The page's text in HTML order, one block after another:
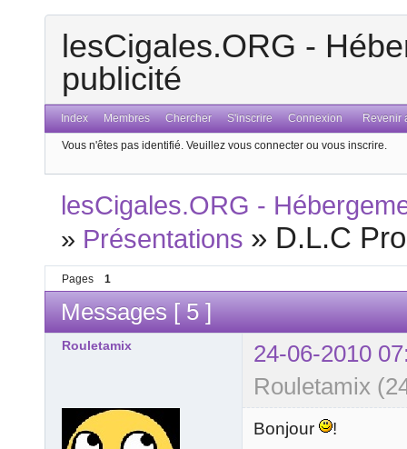
lesCigales.ORG -
publicité
Index Membres Chercher S'inscrire Connexion Revenir
Vous n'êtes pas identifié. Veuillez vous connecter ou vous inscrire.
lesCigales.ORG -
» Présentations » D.L.C
Pages 1
Messages [ 5 ]
Rouletamix
24-06-2010
Rouletamix
Bonjour
!